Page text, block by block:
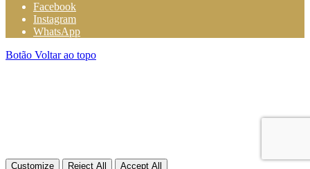
Facebook
Instagram
WhatsApp
Botão Voltar ao topo
Customize Reject All Accept All